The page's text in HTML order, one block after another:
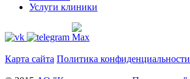
Услуги клиники
Карта сайта Политика конфиденциальности